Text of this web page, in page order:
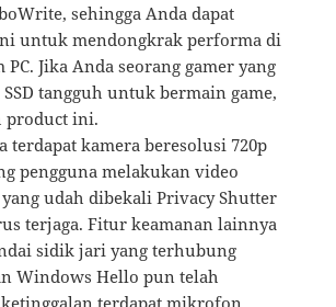
sehingga Anda dapat
untuk mendongkrak performa di
PC. Jika Anda seorang gamer yang
tangguh untuk bermain game,
product ini.
terdapat kamera beresolusi 720p
pengguna melakukan video
udah dibekali Privacy Shutter
terjaga. Fitur keamanan lainnya
sidik jari yang terhubung
Windows Hello pun telah
terdapat mikrofon